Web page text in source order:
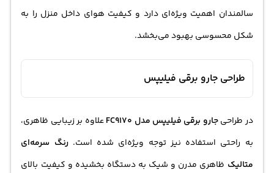
سالمندان اهمیت ویژه‌ای دارد و کیفیت هوای داخل منزل را به
شکل محسوسی بهبود می‌بخشد.
طراحی جارو برقی فیلیپس
در طراحیجارو برقی فیلیپس مدل FC9170
علاوه بر زیبایی ظاهری،
به راحتی استفاده نیز توجه ویژه‌ای شده است.رنگ سرمه‌ای
متالیک ظاهری مدرن و شیک به دستگاه بخشیده و کیفیت بالای